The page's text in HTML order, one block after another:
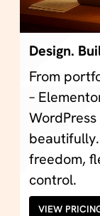
Design.
From
–
freedom,
control.
VIEW